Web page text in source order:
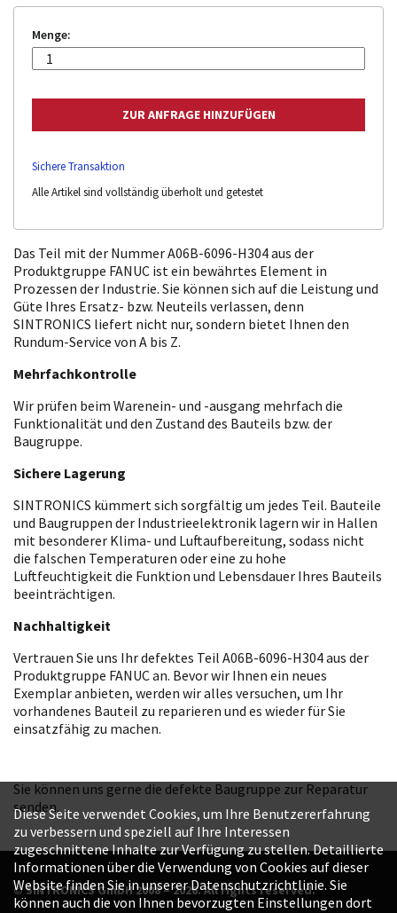
Menge:
Sichere Transaktion
Alle Artikel sind vollständig überholt und getestet
Das Teil mit der Nummer A06B-6096-H304 aus der
Produktgruppe FANUC ist ein bewährtes Element in
Prozessen der Industrie. Sie können sich auf die Leistung und
Güte Ihres Ersatz- bzw. Neuteils verlassen, denn
SINTRONICS liefert nicht nur, sondern bietet Ihnen den
Rundum-Service von A bis Z.
Mehrfachkontrolle
Wir prüfen beim Warenein- und -ausgang mehrfach die
Funktionalität und den Zustand des Bauteils bzw. der
Baugruppe.
Sichere Lagerung
SINTRONICS kümmert sich sorgfältig um jedes Teil. Bauteile
und Baugruppen der Industrieelektronik lagern wir in Hallen
mit besonderer Klima- und Luftaufbereitung, sodass nicht
die falschen Temperaturen oder eine zu hohe
Luftfeuchtigkeit die Funktion und Lebensdauer Ihres Bauteils
beeinträchtigen.
Nachhaltigkeit
Vertrauen Sie uns Ihr defektes Teil A06B-6096-H304 aus der
Produktgruppe FANUC an. Bevor wir Ihnen ein neues
Exemplar anbieten, werden wir alles versuchen, um Ihr
vorhandenes Bauteil zu reparieren und es wieder für Sie
einsatzfähig zu machen.
Sie können uns gerne die defekte Baugruppe zur Reparatur
senden.
© SINTRONICS GmbH 2008 – 2026. All rights reserved.
Diese Seite verwendet Cookies, um Ihre Benutzererfahrung
zu verbessern und speziell auf Ihre Interessen
zugeschnittene Inhalte zur Verfügung zu stellen. Detaillierte
Informationen über die Verwendung von Cookies auf dieser
Website finden Sie in unserer Datenschutzrichtlinie. Sie
können auch die von Ihnen bevorzugten Einstellungen dort